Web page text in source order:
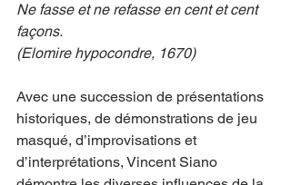
Ne fasse et ne refasse en cent et cent
façons.
(Elomire hypocondre, 1670)
Avec une succession de présentations
historiques, de démonstrations de jeu
masqué, d’improvisations et
d’interprétations, Vincent Siano